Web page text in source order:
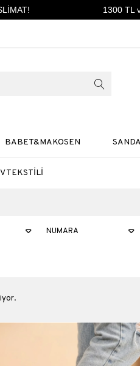
1300 TL ve
BABET&MAKOSEN
TEKSTİLİ
NUMARA